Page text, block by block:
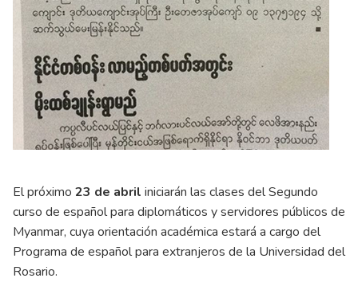
El próximo 23 de abril iniciarán las clases del Segundo
curso de español para diplomáticos y servidores públicos de
Myanmar, cuya orientación académica estará a cargo del
Programa de español para extranjeros de la Universidad del
Rosario.